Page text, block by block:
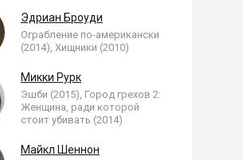
Эдриан Броуди
Ограбление по-американски
(2014), Хищники (2010)
Микки Рурк
Эшби (2015), Город грехов 2:
Женщина, ради которой
стоит убивать (2014)
Майкл Шеннон